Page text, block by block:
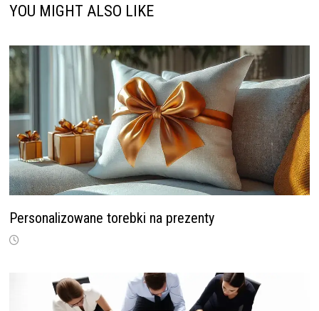
YOU MIGHT ALSO LIKE
Personalizowane torebki na prezenty